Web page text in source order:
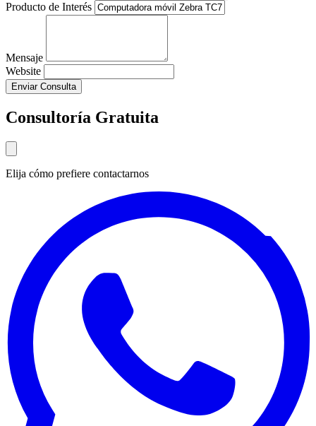
Producto de Interés
Mensaje
Website
Enviar Consulta
Consultoría Gratuita
Elija cómo prefiere contactarnos